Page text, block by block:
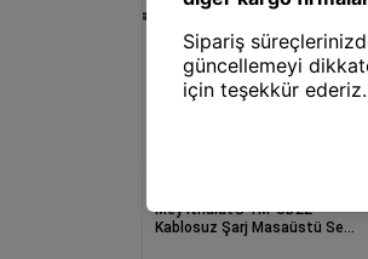
Mey İthalat® YM-UD22
Kablosuz Şarj Masaüstü Set -